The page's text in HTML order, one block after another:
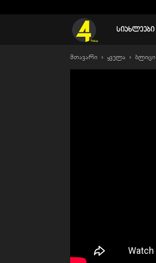
TV
4
ᲡᲘᲐᲮᲚᲔᲔᲑᲘ
მთავარი ყველა ბლიცი